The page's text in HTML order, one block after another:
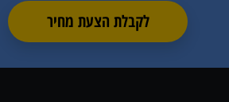
לקבלת הצעת מחיר